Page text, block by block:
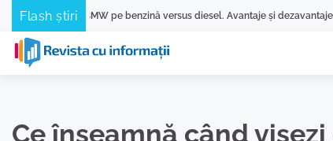
Skip
content
Flash știri
pe benzină versus diesel. Avantaje și dezavantaje pentru fiecare
Ce înseamnă când